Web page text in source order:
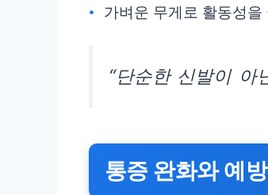
가벼운 무게로 활동성
“단순한 신발이 아
통증 완화와 예